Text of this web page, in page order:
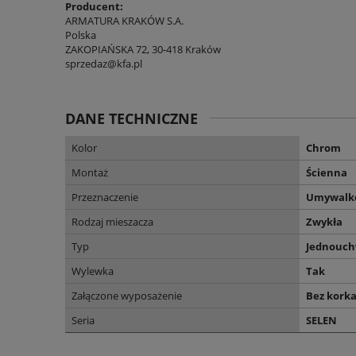
Producent:
ARMATURA KRAKÓW S.A.
Polska
ZAKOPIAŃSKA 72, 30-418 Kraków
sprzedaz@kfa.pl
DANE TECHNICZNE
Kolor
Chrom
Montaż
Ścienna
Przeznaczenie
Rodzaj mieszacza
Zwykła
Typ
Wylewka
Tak
Załączone wyposażenie
Bez korka
Seria
SELEN